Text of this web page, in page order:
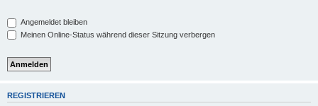
Angemeldet bleiben
Meinen Online-Status während dieser Sitzung verbergen
REGISTRIEREN